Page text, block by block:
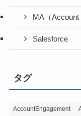
MA（Account
Salesforce
タグ
AccountEngagement